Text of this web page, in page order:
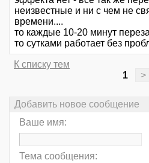
неизвестные и ни с чем не
времени....
то каждые 10-20 минут
то сутками работает без
К списку тем
1
>
Добавить новое сообщение
Ваше имя:
Тема сообщения: